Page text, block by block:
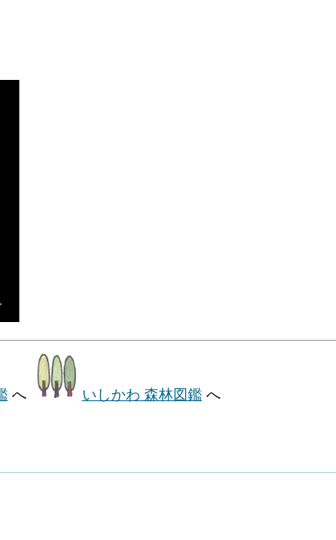
へ いしかわ 森林図鑑へ